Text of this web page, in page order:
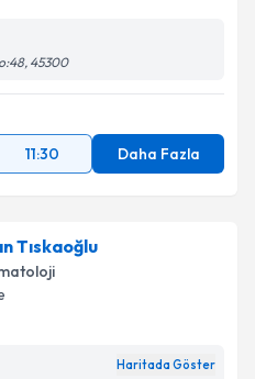
45300
11:30 Daha Fazla
Tıskaoğlu
Haritada Göster